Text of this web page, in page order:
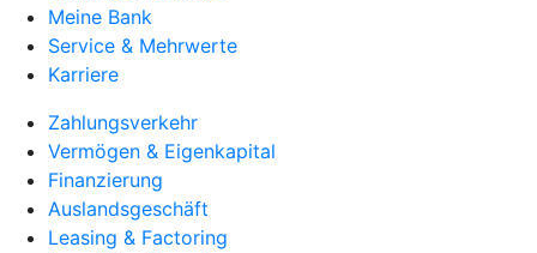
Meine Bank
Service & Mehrwerte
Karriere
Zahlungsverkehr
Vermögen & Eigenkapital
Finanzierung
Auslandsgeschäft
Leasing & Factoring